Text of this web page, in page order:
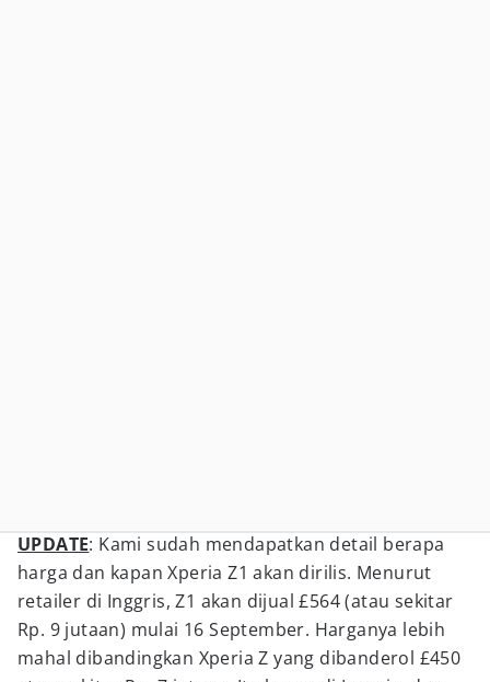
UPDATE: Kami sudah mendapatkan detail berapa
harga dan kapan Xperia Z1 akan dirilis. Menurut
retailer di Inggris, Z1 akan dijual £564 (atau sekitar
Rp. 9 jutaan) mulai 16 September. Harganya lebih
mahal dibandingkan Xperia Z yang dibanderol £450